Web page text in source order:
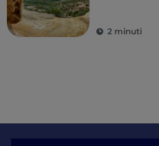
2 minuti